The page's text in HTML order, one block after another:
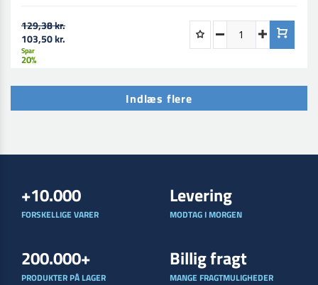
129,38 kr.
103,50 kr.
Spar
20%
Indlæs flere
+10.000
FORSKELLIGE VARER
Levering
MODTAG I MORGEN
200.000+
PRODUKTER PÅ LAGER
Billig fragt
MANGE FRAGTMULIGHEDER